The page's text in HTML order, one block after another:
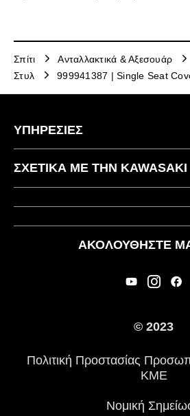
Σπίτι Ανταλλακτικά & Αξεσουάρ
Στυλ
999941387 | Single Seat
ΑΚΟΛΟΥΘΉΣΤΕ
ΥΠΗΡΕΣΙΕΣ
Επικοινωνήστε μαζί μας
Χρήσιμοι Σύνδεσμοι
ΣΧΕΤΙΚΆ ΜΕ ΤΗΝ KAWASAKI
Εταιρεία
Ιστορία
© 2023
Πολιτική Προστασίας
ΚΜΕ
Νομική